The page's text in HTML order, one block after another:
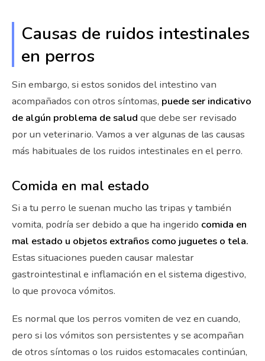
Causas de ruidos intestinales
en perros
Sin embargo, si estos sonidos del intestino van
acompañados con otros síntomas, puede ser indicativo
de algún problema de salud que debe ser revisado
por un veterinario. Vamos a ver algunas de las causas
más habituales de los ruidos intestinales en el perro.
Comida en mal estado
Si a tu perro le suenan mucho las tripas y también
vomita, podría ser debido a que ha ingerido comida en
mal estado u objetos extraños como juguetes o tela.
Estas situaciones pueden causar malestar
gastrointestinal e inflamación en el sistema digestivo,
lo que provoca vómitos.
Es normal que los perros vomiten de vez en cuando,
pero si los vómitos son persistentes y se acompañan
de otros síntomas o los ruidos estomacales continúan,